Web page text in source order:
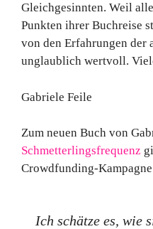
Gleichgesinnten. Weil
Punkten ihrer Buchreise
von den Erfahrungen der
unglaublich wertvoll.
Gabriele Feile
Zum neuen Buch von
Schmetterlingsfrequenz
Crowdfunding-
Ich schätze es, wie